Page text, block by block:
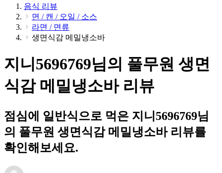
음식 리뷰
면 / 캔 / 오일 / 소스
라면 / 면류
생면식감 메밀냉소바
지니5696769님의 풀무원 생면
식감 메밀냉소바 리뷰
점심에 일반식으로 먹은 지니5696769님
의 풀무원 생면식감 메밀냉소바 리뷰를
확인해보세요.